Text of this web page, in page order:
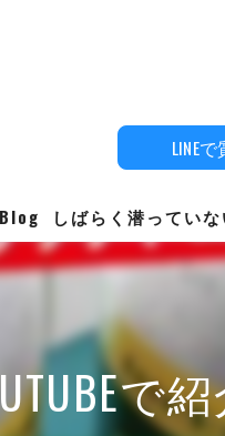
LINE
（初心者）
りたい方へ
Blog しばらく潜ってい
で